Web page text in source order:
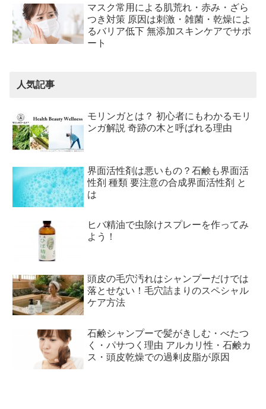
マスク常用による肌荒れ・赤み・ざら
つき対策 原因は刺激・雑菌・乾燥によ
るバリア低下 無添加スキンケアでサポ
ート
人気記事
モリンガとは？ 初心者にもわかるモリ
ンガ解説 奇跡の木と呼ばれる理由
界面活性剤は悪いもの？石鹸も界面活
性剤 種類 要注意の合成界面活性剤 と
は
ヒバ精油で虫除けスプレーを作ってみ
よう！
頭皮の毛穴汚れはシャンプーだけでは
落とせない！毛穴詰まりのスペシャル
ケア方法
石鹸シャンプーで髪がきしむ・べたつ
く・パサつく理由 アルカリ性・石鹸カ
ス・頭皮乾燥での過剰皮脂が原因